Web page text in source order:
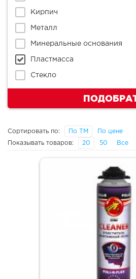
Кирпич
Металл
Минеральные основания
Пластмасса
Стекло
Сортировать по: По ТМ По цене
Показывать товаров: 20 50 Все